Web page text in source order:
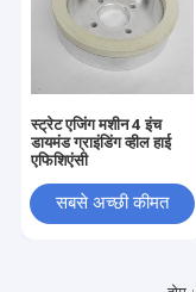
स्ट्रेट एजिंग मशीन 4 इंच
डायमंड ग्राइंडिंग व्हील हाई
एफिशिएंसी
सबसे अच्छी कीमत